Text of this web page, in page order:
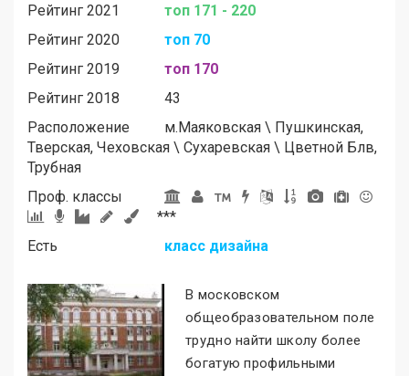
Рейтинг 2021
топ 171 - 220
Рейтинг 2020
топ 70
Рейтинг 2019
топ 170
Рейтинг 2018
43
Расположение
м.Маяковская \ Пушкинская,
Тверская, Чеховская \ Сухаревская \ Цветной Блв,
Трубная
Проф. классы
***
Есть
класс дизайна
В московском
общеобразовательном поле
трудно найти школу более
богатую профильными